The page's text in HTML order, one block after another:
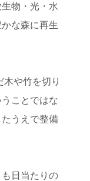
物・光・水
な森に再生
や竹を切り
ことではな
うえで整備
日当たりの